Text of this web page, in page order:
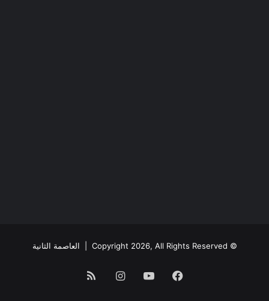
© Copyright 2026, All Rights Reserved | العاصمة الثانية
فيسبوكيوتيوبانستقرامملخص